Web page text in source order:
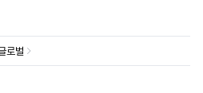
로벌